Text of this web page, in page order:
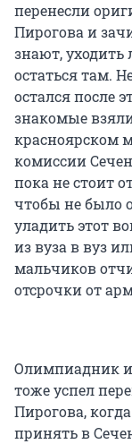
перенесли
Пирогова и
знают, уходить
остаться там.
остался после
знакомые
красноярском
комиссии
пока не стоит
чтобы не было
уладить этот
из вуза в вуз
мальчиков
отсрочки от
Олимпиадник
тоже успел
Пирогова,
принять в